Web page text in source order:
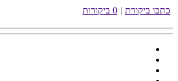
כתבו ביקורת | 0 ביקורות